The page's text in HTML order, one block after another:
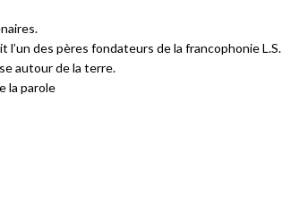
des pères fondateurs de la francophonie L.S.
autour de la terre.
la parole